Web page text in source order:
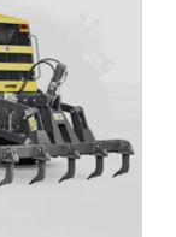
do sul